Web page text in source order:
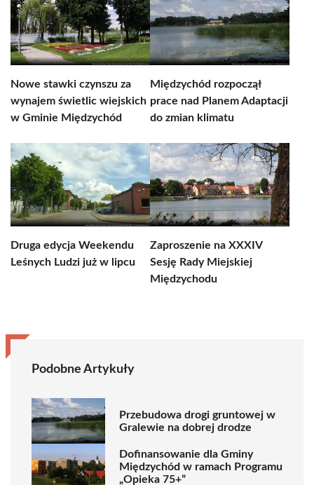
Nowe stawki czynszu za
wynajem świetlic wiejskich
w Gminie Międzychód
Międzychód rozpoczął
prace nad Planem Adaptacji
do zmian klimatu
Druga edycja Weekendu
Leśnych Ludzi już w lipcu
Zaproszenie na XXXIV
Sesję Rady Miejskiej
Międzychodu
Podobne Artykuły
Przebudowa drogi gruntowej w
Gralewie na dobrej drodze
Dofinansowanie dla Gminy
Międzychód w ramach Programu
„Opieka 75+”